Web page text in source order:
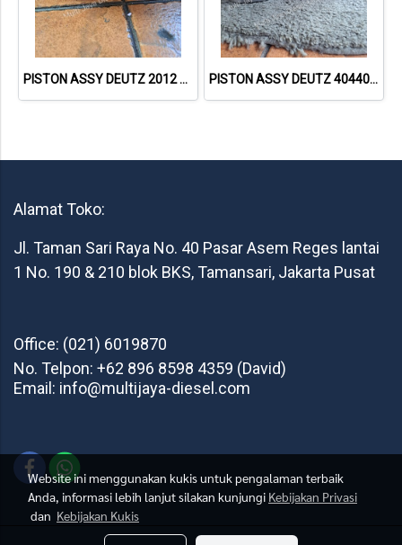
PISTON ASSY DEUTZ 2012 40289600 04258367 04258455 04258457 PR103385 – YOLSAN PISTON ASSY DEUTZ 40440600 04285668 04285672 20835577 PR103820 – YOLSAN
Alamat Toko:
Jl. Taman Sari Raya No. 40 Pasar Asem Reges lantai
1 No. 190 & 210 blok BKS, Tamansari, Jakarta Pusat
Office: (021) 6019870
No. Telpon: +62 896 8598 4359 (David)
Email: info@multijaya-diesel.com
Website ini menggunakan kukis untuk pengalaman terbaik
Anda, informasi lebih lanjut silakan kunjungi Kebijakan Privasi
dan Kebijakan Kukis